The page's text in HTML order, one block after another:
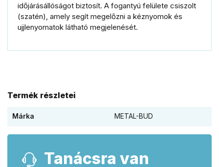
időjárásállóságot biztosít. A fogantyú felülete csiszolt
(szatén), amely segít megelőzni a kéznyomok és
ujjlenyomatok látható megjelenését.
Termék részletei
Márka METAL-BUD
Tanácsra van